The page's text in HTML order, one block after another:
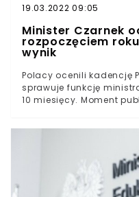
19.03.2022 09:05
Minister Czarnek
rozpoczęciem
wynik
Polacy ocenili kadencję
sprawuje funkcję
10 miesięcy. Moment
szkolny 2021/2022 –
władzę nad edukacją
Przemysław
resort w październiku
rządu Mateusza